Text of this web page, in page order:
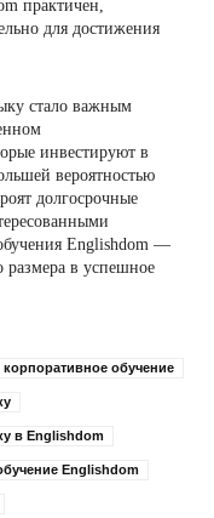
практичен,
для достижения
стало важным
инвестируют в
вероятностью
долгосрочные
Englishdom —
размера в успешное
корпоративное обучение
в Englishdom
Englishdom